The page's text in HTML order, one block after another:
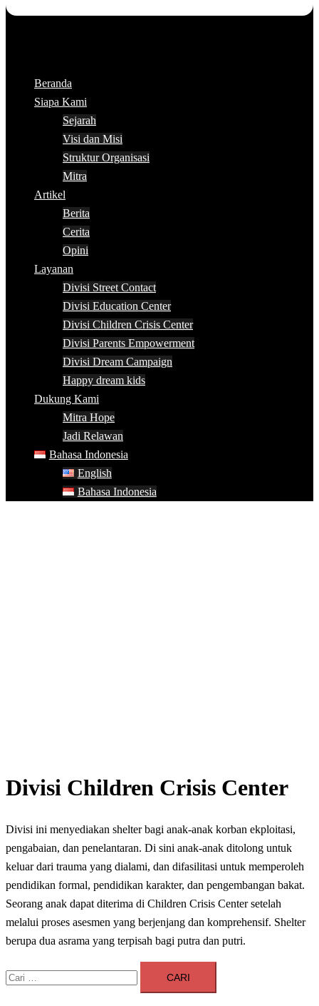
Beranda
Siapa Kami
Sejarah
Visi dan Misi
Struktur Organisasi
Mitra
Artikel
Berita
Cerita
Opini
Layanan
Divisi Street Contact
Divisi Education Center
Divisi Children Crisis Center
Divisi Parents Empowerment
Divisi Dream Campaign
Happy dream kids
Dukung Kami
Mitra Hope
Jadi Relawan
Bahasa Indonesia
English
Bahasa Indonesia
Divisi Children Crisis Center
Divisi ini menyediakan shelter bagi anak-anak korban ekploitasi,
pengabaian, dan penelantaran. Di sini anak-anak ditolong untuk
keluar dari trauma yang dialami, dan difasilitasi untuk memperoleh
pendidikan formal, pendidikan karakter, dan pengembangan bakat.
Seorang anak dapat diterima di Children Crisis Center setelah
melalui proses asesmen yang berjenjang dan komprehensif. Shelter
berupa dua asrama yang terpisah bagi putra dan putri.
Cari
untuk: